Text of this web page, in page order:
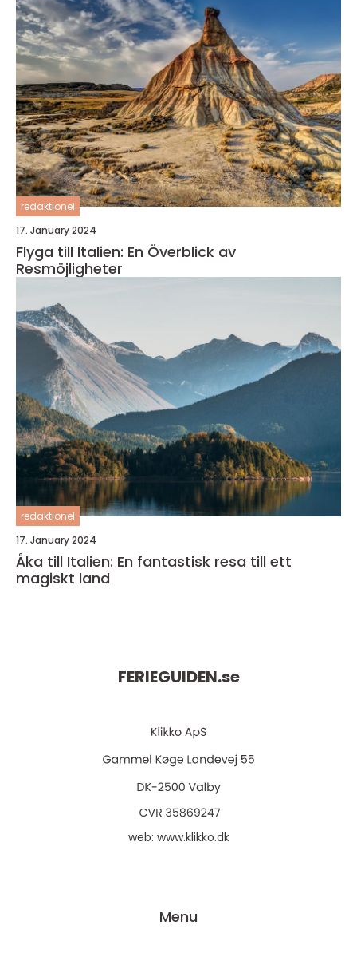
redaktionel
17. January 2024
Flyga till Italien: En Överblick av
Resmöjligheter
redaktionel
17. January 2024
Åka till Italien: En fantastisk resa till ett
magiskt land
FERIEGUIDEN.se
web: www.klikko.dk
Menu